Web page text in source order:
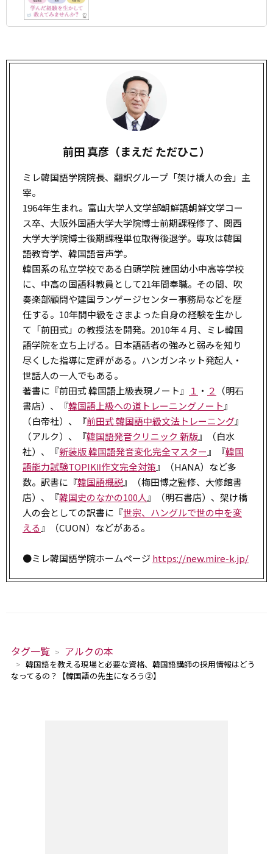
前田 真彦（まえだ ただひこ）
ミレ韓国語学院院長、翻訳グループ「架け橋人の会」主
宰。
1964年生まれ。富山大学人文学部朝鮮語朝鮮文学コー
ス卒、大阪外国語大学大学院博士前期課程修了、関西
大学大学院博士後期課程単位取得後退学。専攻は韓国
語教育学、韓国語音声学。
韓国系の私立学校である白頭学院 建国幼小中高等学校
に、中高の国語科教員として21年間奉職。その間、吹
奏楽部顧問や建国ランゲージセンター事務局などを歴
任する。10年間中級をさまよった自身の経験を生かし
て「前田式」の教授法を開発。2010年４月、ミレ韓国
語学院を立ち上げる。日本語話者の強みと弱みを知り
尽くした指導に定評がある。ハンガンネット発起人・
世話人の一人でもある。
著書に『前田式 韓国語上級表現ノート』
１ ・ ２
（明石
書店）、『韓国語上級への道トレーニングノート 』
（白帝社）、『前田式 韓国語中級文法トレーニング』
（アルク）、『韓国語発音クリニック 新版』（白水
社）、『新装版 韓国語発音変化完全マスター 』『韓国
語能力試験TOPIKⅡ作文完全対策』（HANA）など多
数。訳書に『韓国語概説』（梅田博之監修、大修館書
店）、『韓国史のなかの100人 』（明石書店）、架け橋
人の会としての訳書に『世宗、ハングルで世の中を変
える 』（CUON）などがある。
●ミレ韓国語学院ホームページ https://new.mire-k.jp/
タグ一覧 アルクの本
韓国語を教える現場と必要な資格、韓国語講師の採用情報はどう
なってるの？【韓国語の先生になろう②】